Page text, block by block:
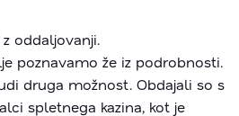
oddaljovanji.
poznavamo že iz podrobnosti.
druga možnost. Obdajali so s
spletnega kazina, kot je